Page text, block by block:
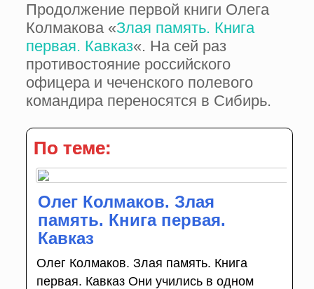
Продолжение первой книги Олега
Колмакова «Злая память. Книга
первая. Кавказ«. На сей раз
противостояние российского
офицера и чеченского полевого
командира переносятся в Сибирь.
По теме:
Олег Колмаков. Злая
память. Книга первая.
Кавказ
Олег Колмаков. Злая память. Книга
первая. Кавказ Они учились в одном